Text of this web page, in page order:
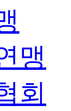
맹
회